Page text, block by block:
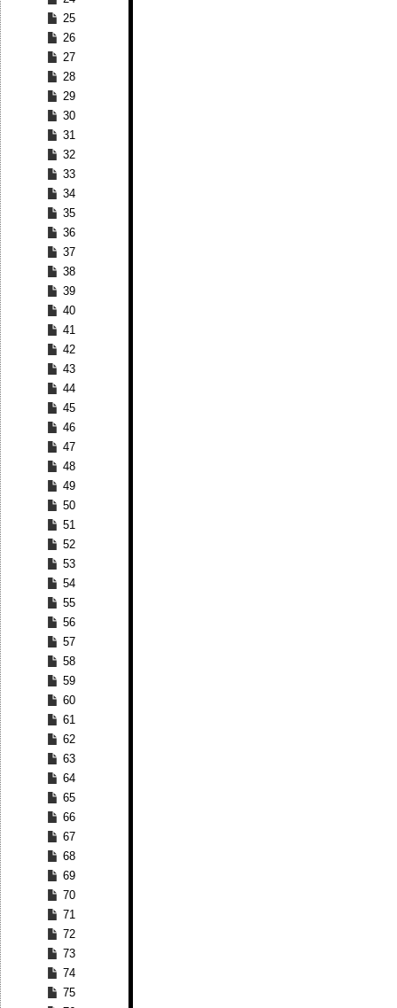
25
26
27
28
29
30
31
32
33
34
35
36
37
38
39
40
41
42
43
44
45
46
47
48
49
50
51
52
53
54
55
56
57
58
59
60
61
62
63
64
65
66
67
68
69
70
71
72
73
74
75